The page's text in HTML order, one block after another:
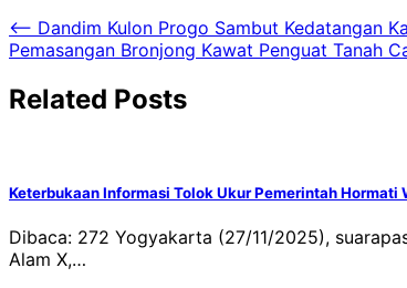
Navigasi
pos
⟵ Dandim Kulon Progo Sambut Kedatangan
Pemasangan Bronjong Kawat Penguat Tanah
Related Posts
Keterbukaan Informasi Tolok Ukur Pemerintah Hormati
Dibaca: 272 Yogyakarta (27/11/2025),
Alam X,…